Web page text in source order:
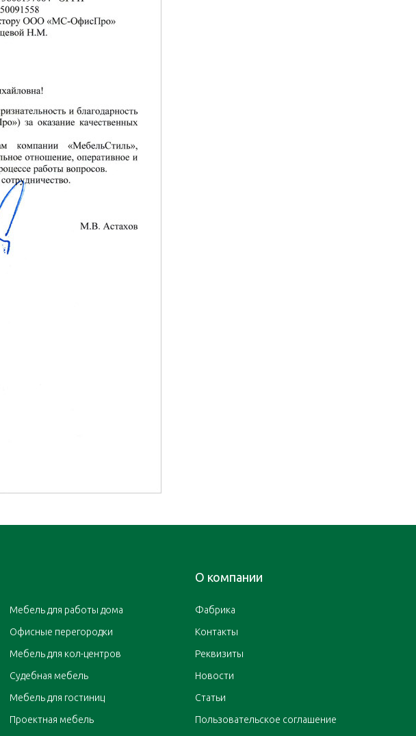
Мебель для работы дома
Офисные перегородки
Мебель для кол-центров
Судебная мебель
Мебель для гостиниц
Проектная мебель
О компании
Фабрика
Контакты
Реквизиты
Новости
Статьи
Пользовательское соглашение